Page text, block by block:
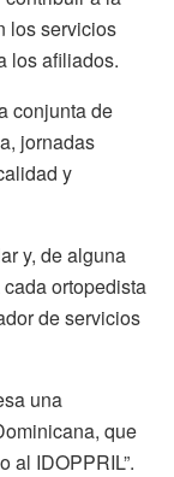
los servicios
los afiliados.
conjunta de
jornadas
y
y, de alguna
ortopedista
de servicios
una
que
al IDOPPRIL”.